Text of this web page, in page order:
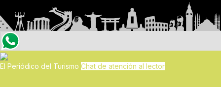
El Periódico del Turismo Chat de atención al lector